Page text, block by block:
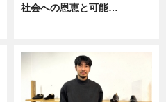
社会への恩恵と可能…